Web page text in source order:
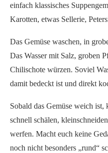
einfach klassisches
Karotten, etwas Sellerie,
Das Gemüse waschen, in
Das Wasser mit Salz, groben
Chilischote würzen. Soviel
damit bedeckt ist und direkt
Sobald das Gemüse weich ist,
schnell schälen,
werfen. Macht euch keine
noch nicht besonders „rund“